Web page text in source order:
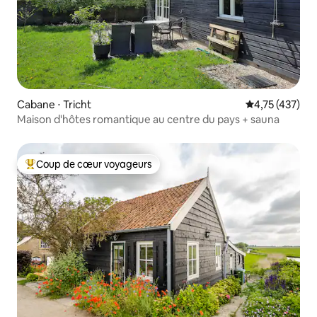
Cabane ⋅ Tricht Évaluation
4,75 (437)
Maison d'hôtes romantique au centre du pays + sauna
Coups de cœur voyageurs les plus appréciés
Coup de cœur voyageurs